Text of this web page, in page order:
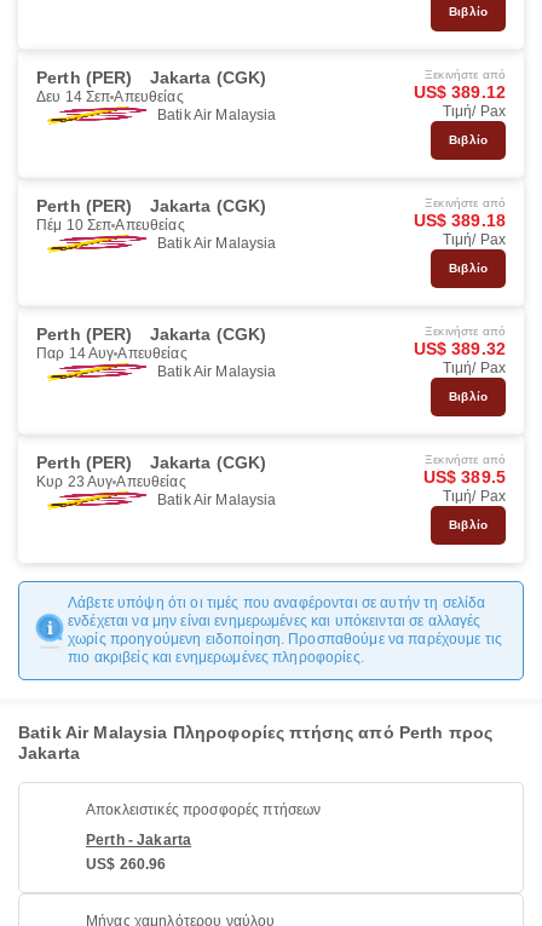
Βιβλίο
Perth (PER) Jakarta (CGK)
Δευ 14 Σεπ Απευθείας
Batik Air Malaysia
Ξεκινήστε από
US$ 389.12
Τιμή/ Pax
Βιβλίο
Perth (PER) Jakarta (CGK)
Πέμ 10 Σεπ Απευθείας
Batik Air Malaysia
Ξεκινήστε από
US$ 389.18
Τιμή/ Pax
Βιβλίο
Perth (PER) Jakarta (CGK)
Παρ 14 Αυγ Απευθείας
Batik Air Malaysia
Ξεκινήστε από
US$ 389.32
Τιμή/ Pax
Βιβλίο
Perth (PER) Jakarta (CGK)
Κυρ 23 Αυγ Απευθείας
Batik Air Malaysia
Ξεκινήστε από
US$ 389.5
Τιμή/ Pax
Βιβλίο
Λάβετε υπόψη ότι οι τιμές που αναφέρονται σε αυτήν τη σελίδα
ενδέχεται να μην είναι ενημερωμένες και υπόκεινται σε αλλαγές
χωρίς προηγούμενη ειδοποίηση. Προσπαθούμε να παρέχουμε τις
πιο ακριβείς και ενημερωμένες πληροφορίες.
Batik Air Malaysia Πληροφορίες πτήσης από Perth προς
Jakarta
Αποκλειστικές προσφορές πτήσεων
Perth - Jakarta
US$ 260.96
Μήνας χαμηλότερου ναύλου